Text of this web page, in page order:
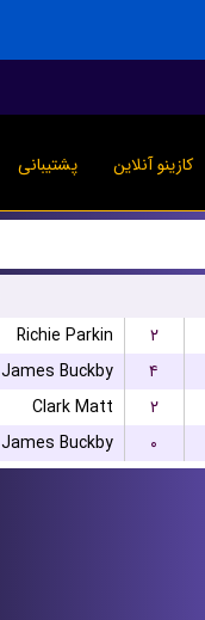
کازینو آنلاین پشتیبانی
Richie Parkin
۲
James Buckby
۴
Clark Matt
۲
James Buckby
۰